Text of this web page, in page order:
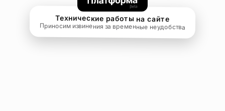
Технические работы на сайте
Приносим извинения за временные неудобства